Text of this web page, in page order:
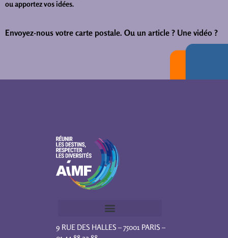
ou apportez vos idées.
Envoyez-nous votre carte postale. Ou un article ? Une vidéo ?
9 RUE DES HALLES – 75001 PARIS –